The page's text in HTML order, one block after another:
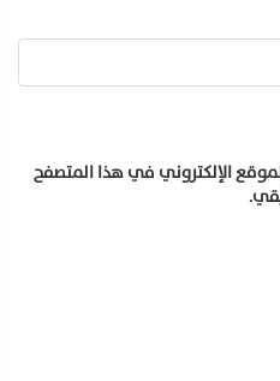
الإلكتروني في هذا المتصفح